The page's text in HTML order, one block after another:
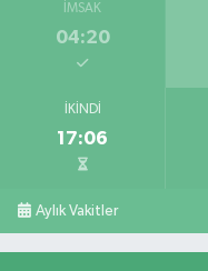
İMSAK
04:20
İKINDI
17:06
Aylık Vakitler